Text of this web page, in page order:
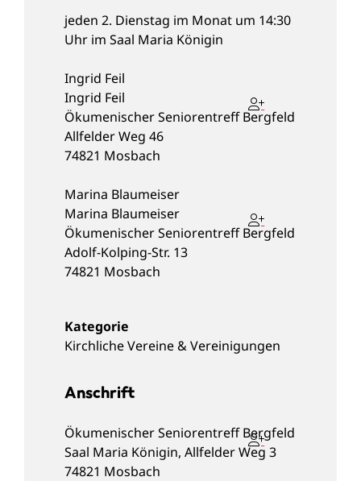
jeden 2. Dienstag im Monat um 14:30
Uhr im Saal Maria Königin
Ingrid Feil
Ingrid Feil
Ökumenischer Seniorentreff Bergfeld
Allfelder Weg 46
74821 Mosbach
Marina Blaumeiser
Marina Blaumeiser
Ökumenischer Seniorentreff Bergfeld
Adolf-Kolping-Str. 13
74821 Mosbach
Kirchliche Vereine & Vereinigungen
Anschrift
Ökumenischer Seniorentreff Bergfeld
Saal Maria Königin, Allfelder Weg 3
74821 Mosbach